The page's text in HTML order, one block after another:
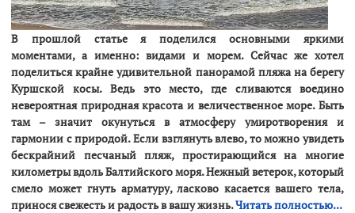
В прошлой статье я поделился основными яркими
моментами, а именно: видами и морем. Сейчас же хотел
поделиться крайне удивительной панорамой пляжа на берегу
Куршской косы. Ведь это место, где сливаются воедино
невероятная природная красота и величественное море. Быть
там – значит окунуться в атмосферу умиротворения и
гармонии с природой. Если взглянуть влево, то можно увидеть
бескрайний песчаный пляж, простирающийся на многие
километры вдоль Балтийского моря. Нежный ветерок, который
смело может гнуть арматуру, ласково касается вашего тела,
принося свежесть и радость в вашу жизнь.Читать полностью...